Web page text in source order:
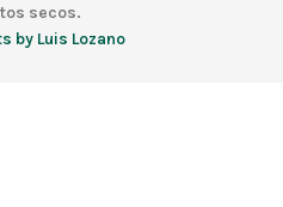
secos.
by Luis Lozano